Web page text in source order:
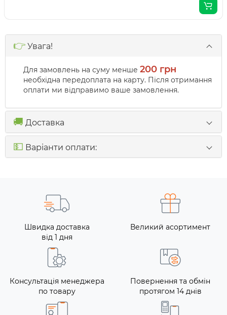
👉 Увага!
Для замовлень на суму менше 200 грн
необхідна передоплата на карту. Після отримання
оплати ми відправимо ваше замовлення.
🚚 Доставка
💵 Варіанти оплати:
Швидка доставка
від 1 дня
Великий асортимент
Консультація менеджера
по товару
Повернення та обмін
протягом 14 днів